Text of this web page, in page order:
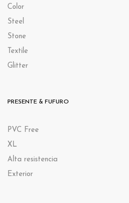
Color
Steel
Stone
Textile
Glitter
PRESENTE & FUFURO
PVC Free
XL
Alta resistencia
Exterior